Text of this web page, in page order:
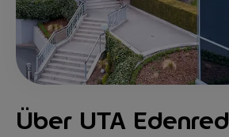
Über UTA Edenred